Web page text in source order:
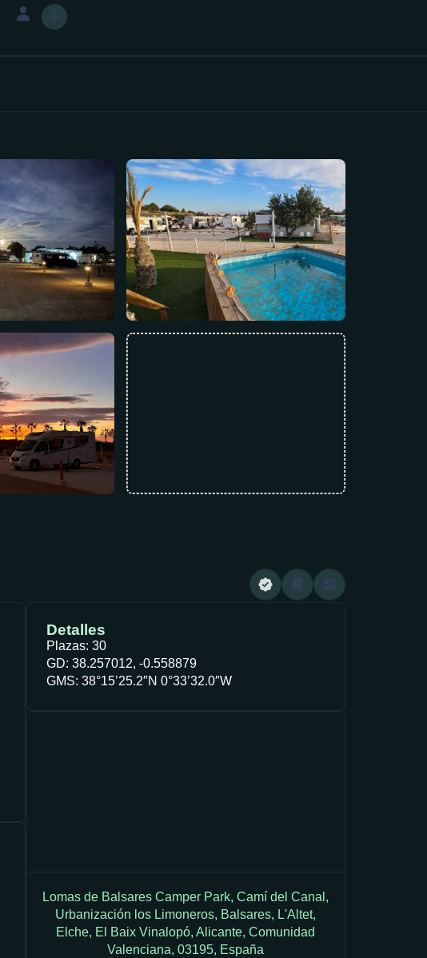
Detalles
Plazas: 30
GD: 38.257012, -0.558879
GMS: 38°15’25.2″N 0°33’32.0″W
Lomas de Balsares Camper Park, Camí del Canal,
Urbanización los Limoneros, Balsares, L'Altet,
Elche, El Baix Vinalopó, Alicante, Comunidad
Valenciana, 03195, España